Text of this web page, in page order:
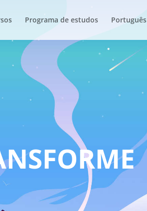
Programa de estudos Português